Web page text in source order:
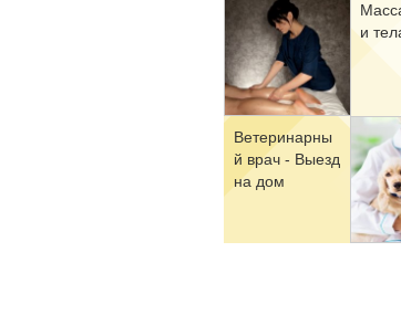
и
Ве­те­ри­нар­ны
й врач - Вы­езд
на дом